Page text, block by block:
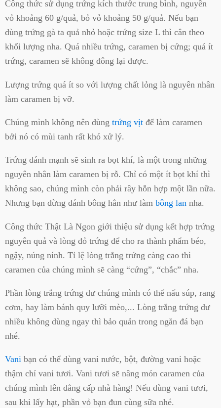
Công thức sử dụng trứng kích thước trung bình, nguyên
vỏ khoảng 60 g/quả, bỏ vỏ khoảng 50 g/quả. Nếu bạn
dùng trứng gà ta quả nhỏ hoặc trứng size L thì cân theo
khối lượng nha. Quá nhiều trứng, caramen bị cứng; quá ít
trứng, caramen sẽ không đông lại được.
Lượng trứng quá ít so với lượng chất lỏng là nguyên nhân
làm caramen bị vỡ.
Chúng mình không nên dùng trứng vịt để làm caramen
bởi nó có mùi tanh rất khó xử lý.
Trứng đánh mạnh sẽ sinh ra bọt khí, là một trong những
nguyên nhân làm caramen bị rỗ. Chỉ có một ít bọt khí thì
không sao, chúng mình còn phải rây hỗn hợp một lần nữa.
Nhưng bạn đừng đánh bông hẳn như làm bông lan nha.
Công thức Thật Là Ngon giới thiệu sử dụng kết hợp trứng
nguyên quả và lòng đỏ trứng để cho ra thành phẩm béo,
ngậy, núng nính. Tỉ lệ lòng trắng trứng càng cao thì
caramen của chúng mình sẽ càng “cứng”, “chắc” nha.
Phần lòng trắng trứng dư chúng mình có thể nấu súp, rang
cơm, hay làm bánh quy lưỡi mèo,... Lòng trắng trứng dư
nhiều không dùng ngay thì bảo quản trong ngăn đá bạn
nhé.
Vani bạn có thể dùng vani nước, bột, đường vani hoặc
thậm chí vani tươi. Vani tươi sẽ nâng món caramen của
chúng mình lên đẳng cấp nhà hàng! Nếu dùng vani tươi,
sau khi lấy hạt, phần vỏ bạn đun cùng sữa nhé.